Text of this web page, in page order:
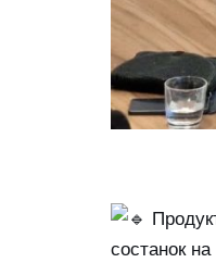
состанок